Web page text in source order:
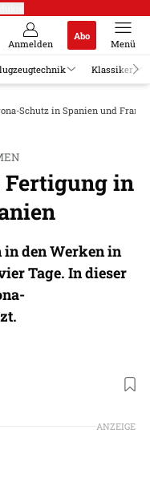
Anmelden
Abo
Menü
Klassiker
Schutz in Spanien und
in
den Werken in
Tage. In dieser
ANZEIGE